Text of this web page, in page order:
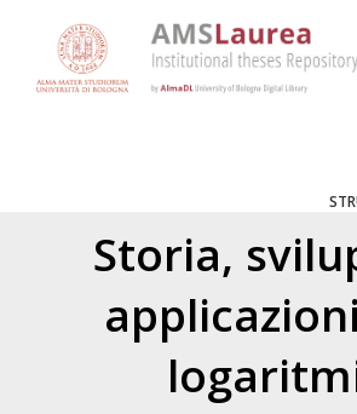
Storia,